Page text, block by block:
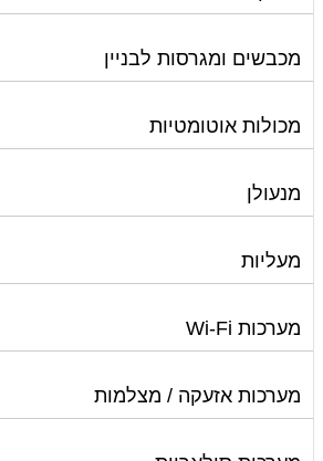
מכבשים ומגרסות לבניין
מכולות אוטומטיות
מנעולן
מעליות
מערכות Wi-Fi
מערכות אזעקה / מצלמות